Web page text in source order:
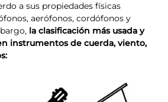
a sus propiedades físicas
aerófonos, cordófonos y
la clasificación más usada y
instrumentos de cuerda, viento,